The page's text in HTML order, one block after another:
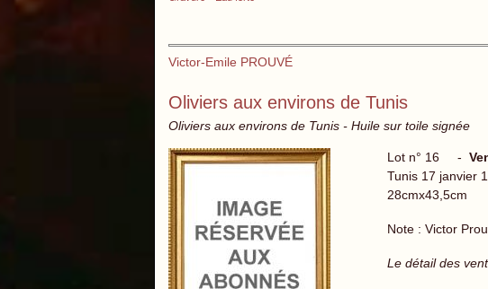
Victor-Emile PROUVÉ
Oliviers aux environs de Tunis
Oliviers aux environs de Tunis - Huile sur toile signée
Lot n° 16 -
Tunis 17 janvier
28cmx43,5cm
Note : Victor
Le détail des